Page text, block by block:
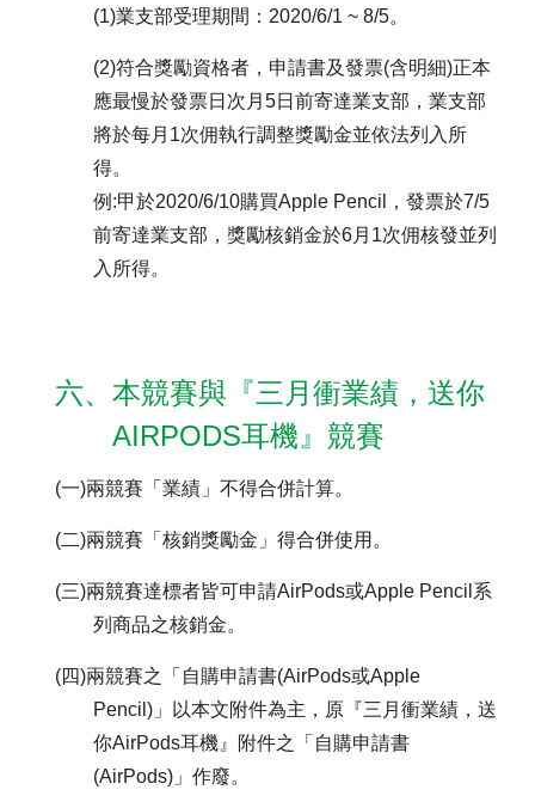
(1)業支部受理期間：2020/6/1 ~ 8/5。
(2)符合獎勵資格者，申請書及發票(含明細)正本
應最慢於發票日次月5日前寄達業支部，業支部
將於每月1次佣執行調整獎勵金並依法列入所
得。
例:甲於2020/6/10購買Apple Pencil，發票於7/5
前寄達業支部，獎勵核銷金於6月1次佣核發並列
入所得。
六、本競賽與『三月衝業績，送你
AIRPODS耳機』競賽
(一)兩競賽「業績」不得合併計算。
(二)兩競賽「核銷獎勵金」得合併使用。
(三)兩競賽達標者皆可申請AirPods或Apple Pencil系
列商品之核銷金。
(四)兩競賽之「自購申請書(AirPods或Apple
Pencil)」以本文附件為主，原『三月衝業績，送
你AirPods耳機』附件之「自購申請書
(AirPods)」作廢。